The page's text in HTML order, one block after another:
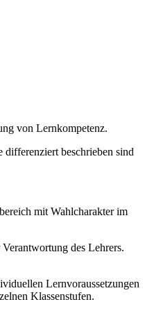
von Lernkompetenz.
beschrieben sind
mit Wahlcharakter im
des Lehrers.
Lernvoraussetzungen
Klassenstufen.